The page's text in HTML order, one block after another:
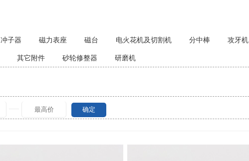
冲子器 磁力表座 磁台 电火花机及切割机 分中棒 攻牙机
其它附件 砂轮修整器 研磨机
确定